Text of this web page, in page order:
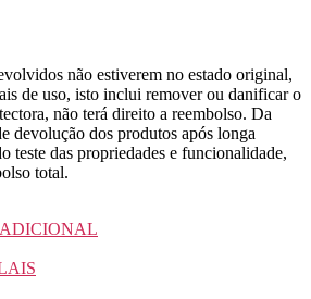
não estiverem no estado original,
de uso, isto inclui remover ou danificar o
não terá direito a reembolso. Da
devolução dos produtos após longa
teste das propriedades e funcionalidade,
total.